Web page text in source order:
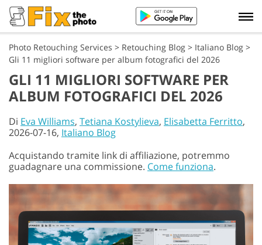
Photo Retouching Services > Retouching Blog > Italiano Blog >
Gli 11 migliori software per album fotografici del 2026
GLI 11 MIGLIORI SOFTWARE PER
ALBUM FOTOGRAFICI DEL 2026
Di Eva Williams, Tetiana Kostylieva, Elisabetta Ferritto,
2026-07-16, Italiano Blog
Acquistando tramite link di affiliazione, potremmo
guadagnare una commissione. Come funziona.